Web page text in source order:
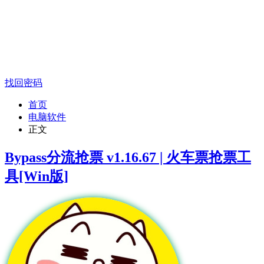
找回密码
首页
电脑软件
正文
Bypass分流抢票 v1.16.67 | 火车票抢票工
具[Win版]